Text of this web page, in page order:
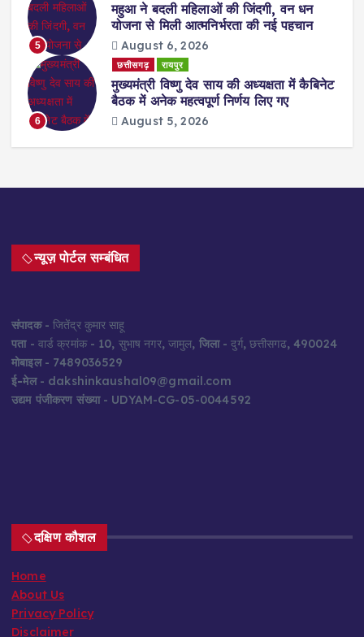
5
महुआ ने बदली महिलाओं की जिंदगी, वन धन
योजना से मिली आत्मनिर्भरता की नई पहचान
August 6, 2026
6
छत्तीसगढ़ रायपुर
मुख्यमंत्री विष्णु देव साय की अध्यक्षता में कैबिनेट
बैठक में अनेक महत्वपूर्ण निर्णय लिए गए
August 5, 2026
न्यूज़ पोर्टल सम्बंधित
संपादक- जितेंद्र कुमार साहू
पता- वार्ड क्रमांक - 10, सुभाष नगर, जामुल, जिला- दुर्ग, छत्तीसगढ, 490024
मोबाइल- 7489036529
ई-मेल- dakshinkaushal09@gmail.com
उद्यम पंजीकरण संख्या- UDYAM-CG-05-0044592
दक्षिण कौशल
Home
About Us
Privacy Policy
Disclaimer